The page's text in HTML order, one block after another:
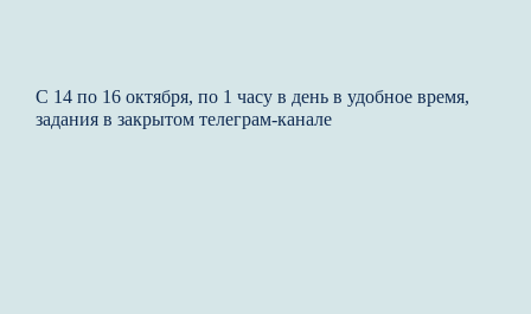
С 14 по 16 октября, по 1 часу в день в удобное время,
задания в закрытом телеграм-канале